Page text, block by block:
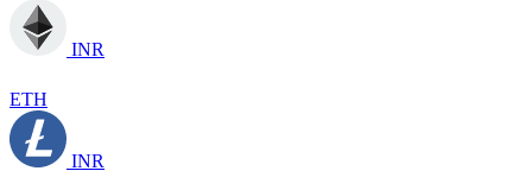
INR
ETH
INR